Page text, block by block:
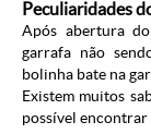
Peculiaridades
Após abertura
garrafa não
bolinha bate na
Existem muitos
possível encontrar